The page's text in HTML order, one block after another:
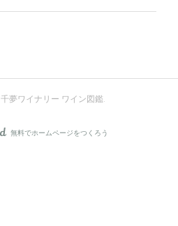
千夢ワイナリー ワイン図鑑.
AmebaOwnd
無料でホームページをつくろう